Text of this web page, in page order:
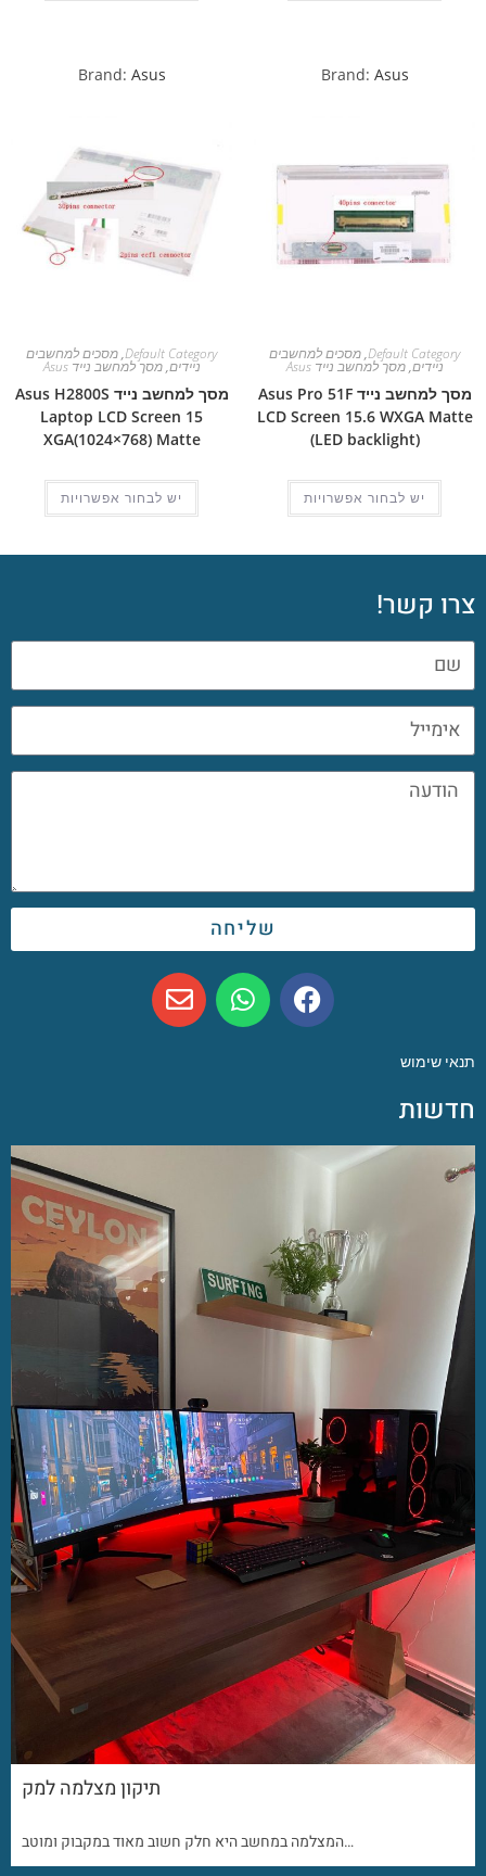
Brand: Asus
Default Category
,מסכים למחשבים
ניידים,מסך למחשב נייד Asus
מסך למחשב נייד Asus Pro 51F
LCD Screen 15.6 WXGA Matte
(LED backlight)
יש לבחור אפשרויות
Brand: Asus
Default Category
,מסכים למחשבים
ניידים,מסך למחשב נייד Asus
מסך למחשב נייד Asus H2800S
Laptop LCD Screen 15
XGA(1024×768) Matte
יש לבחור אפשרויות
צרו קשר!
שליחה
תנאי שימוש
חדשות
תיקון מצלמה למק
המצלמה במחשב היא חלק חשוב מאוד במקבוק ומוטב…